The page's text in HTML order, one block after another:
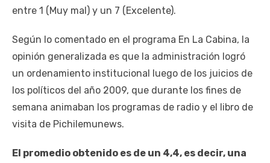
entre 1 (Muy mal) y un 7 (Excelente).
Según lo comentado en el programa En La Cabina, la
opinión generalizada es que la administración logró
un ordenamiento institucional luego de los juicios de
los políticos del año 2009, que durante los fines de
semana animaban los programas de radio y el libro de
visita de Pichilemunews.
El promedio obtenido es de un 4,4, es decir, una